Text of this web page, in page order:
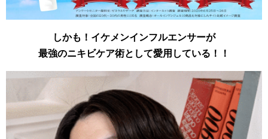
しかも！イケメンインフルエンサーが
最強のニキビケア術として愛用している！！